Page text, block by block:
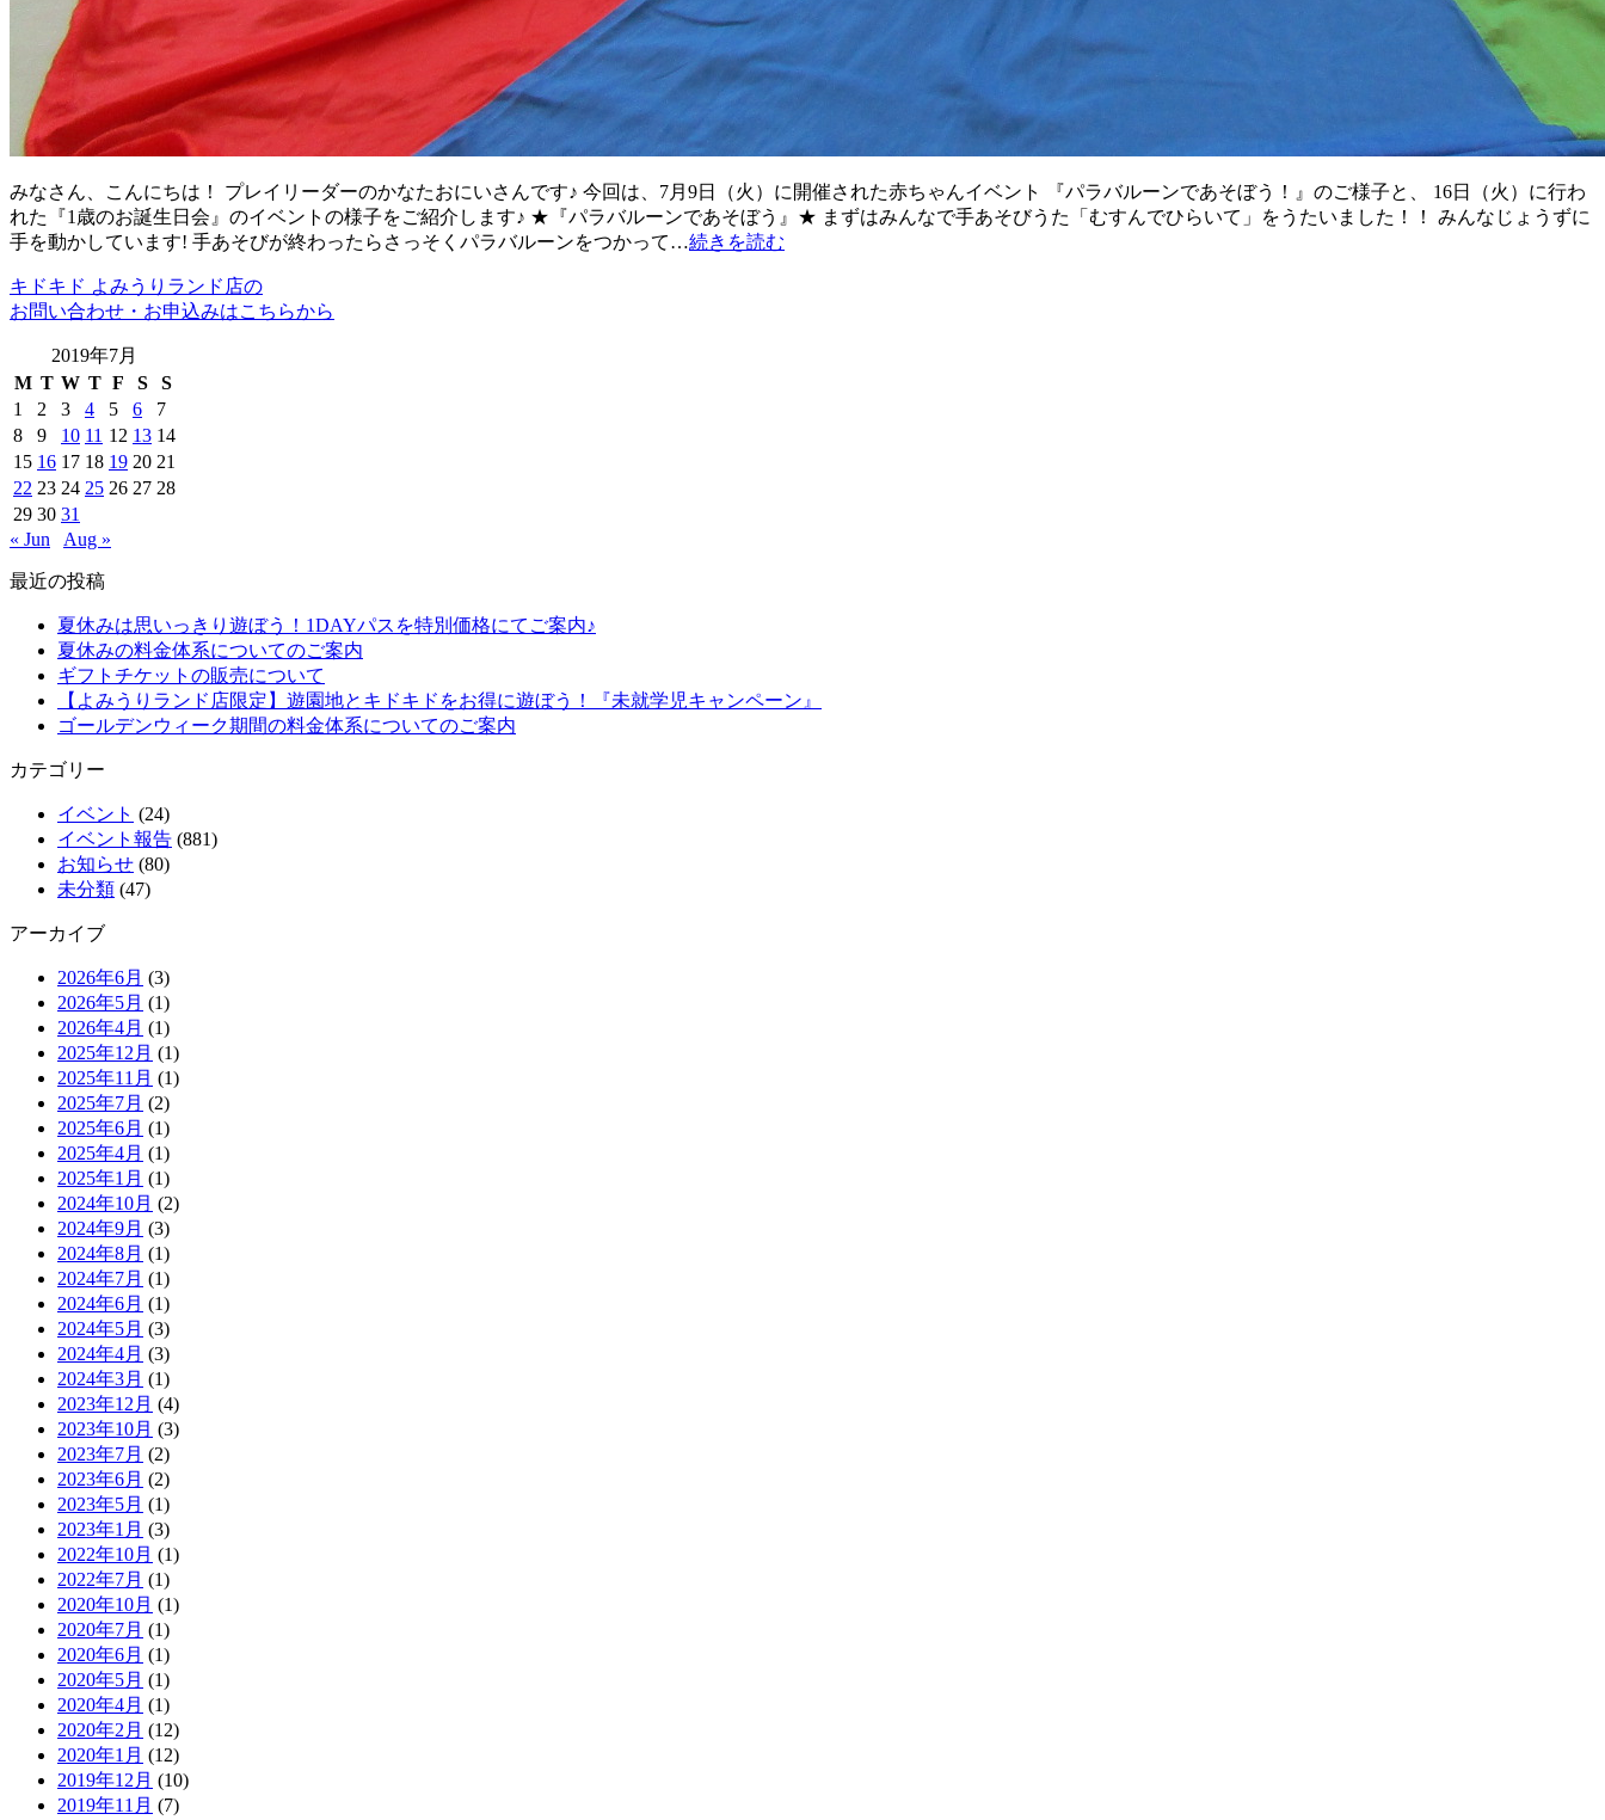
みなさん、こんにちは！ プレイリーダーのかなたおにいさんです♪ 今回は、7月9日（火）に開催された赤ちゃんイベント 『パラバルーンであそぼう！』のご様子と、 16日（火）に行わ
れた『1歳のお誕生日会』のイベントの様子をご紹介します♪ ★『パラバルーンであそぼう』★ まずはみんなで手あそびうた「むすんでひらいて」をうたいました！！ みんなじょうずに
手を動かしています! 手あそびが終わったらさっそくパラバルーンをつかって…続きを読む
キドキド よみうりランド店の
お問い合わせ・お申込みはこちらから
2019年7月
M T W T F S
S
1
2 3 4 5 6
7
8
9 10 11 12 13 14
15 16 17 18 19 20 21
22 23 24 25 26 27 28
29 30 31
« Jun
Aug »
最近の投稿
夏休みは思いっきり遊ぼう！1DAYパスを特別価格にてご案内♪
夏休みの料金体系についてのご案内
ギフトチケットの販売について
【よみうりランド店限定】遊園地とキドキドをお得に遊ぼう！『未就学児キャンペーン』
ゴールデンウィーク期間の料金体系についてのご案内
カテゴリー
イベント (24)
イベント報告 (881)
お知らせ (80)
未分類 (47)
アーカイブ
2026年6月 (3)
2026年5月 (1)
2026年4月 (1)
2025年12月 (1)
2025年11月 (1)
2025年7月 (2)
2025年6月 (1)
2025年4月 (1)
2025年1月 (1)
2024年10月 (2)
2024年9月 (3)
2024年8月 (1)
2024年7月 (1)
2024年6月 (1)
2024年5月 (3)
2024年4月 (3)
2024年3月 (1)
2023年12月 (4)
2023年10月 (3)
2023年7月 (2)
2023年6月 (2)
2023年5月 (1)
2023年1月 (3)
2022年10月 (1)
2022年7月 (1)
2020年10月 (1)
2020年7月 (1)
2020年6月 (1)
2020年5月 (1)
2020年4月 (1)
2020年2月 (12)
2020年1月 (12)
2019年12月 (10)
2019年11月 (7)